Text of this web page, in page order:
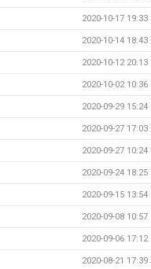
2020-10-17 19:33
2020-10-14 18:43
2020-10-12 20:13
2020-10-02 10:36
2020-09-29 15:24
2020-09-27 17:03
2020-09-27 10:24
2020-09-24 18:25
2020-09-15 13:54
2020-09-08 10:57
2020-09-06 17:12
2020-08-21 17:39